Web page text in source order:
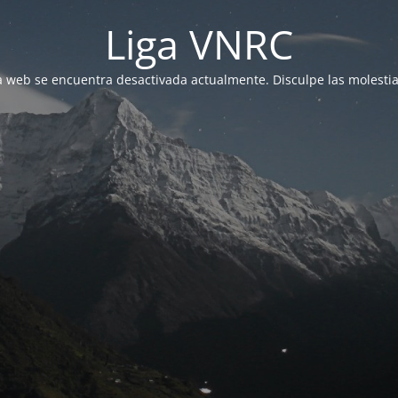
Liga VNRC
web se encuentra desactivada actualmente. Disculpe las